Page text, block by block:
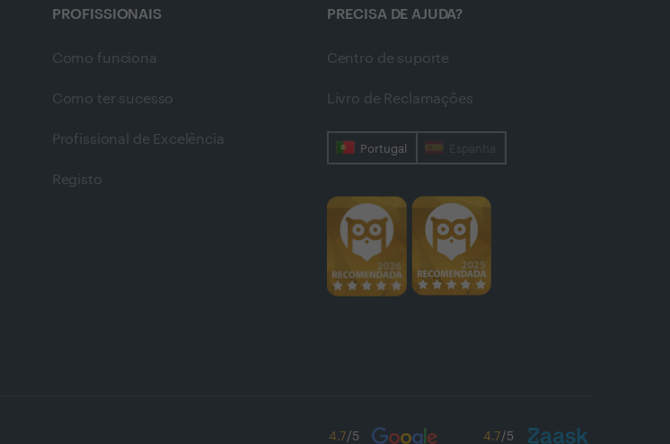
PROFISSIONAIS
Como funciona
Como ter sucesso
Profissional de Excelência
Registo
PRECISA DE AJUDA?
Centro de suporte
Livro de Reclamações
Portugal Espanha
4.7/5 4.7/5